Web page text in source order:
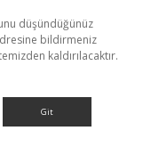
düşündüğünüz
bildirmeniz
kaldırılacaktır.